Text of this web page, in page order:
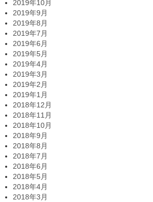
2019年10月
2019年9月
2019年8月
2019年7月
2019年6月
2019年5月
2019年4月
2019年3月
2019年2月
2019年1月
2018年12月
2018年11月
2018年10月
2018年9月
2018年8月
2018年7月
2018年6月
2018年5月
2018年4月
2018年3月